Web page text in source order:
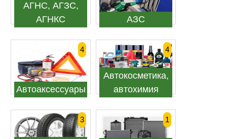
АГНС, АГЗС,
АГНКС
АЗС
Автоаксессуары
4
Автокосметика,
автохимия
4
3 1